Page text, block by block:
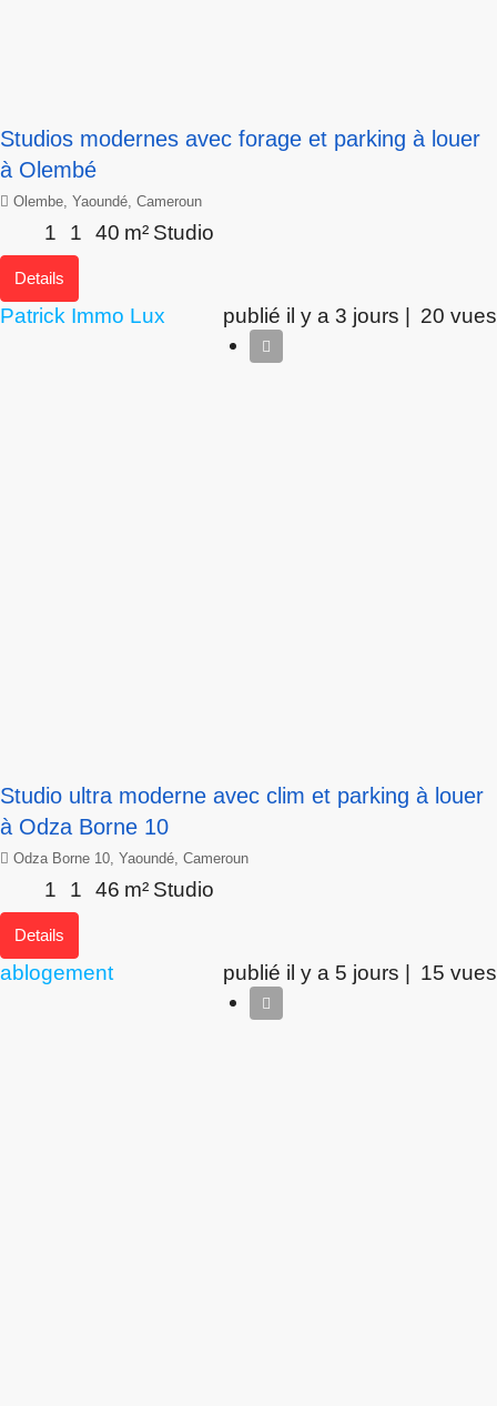
Studios modernes avec forage et parking à louer
à Olembé
Olembe, Yaoundé, Cameroun
1 1 40 m² Studio
Details
Patrick Immo Lux publié il y a 3 jours | 20 vues
Studio ultra moderne avec clim et parking à louer
à Odza Borne 10
Odza Borne 10, Yaoundé, Cameroun
1 1 46 m² Studio
Details
ablogement publié il y a 5 jours | 15 vues